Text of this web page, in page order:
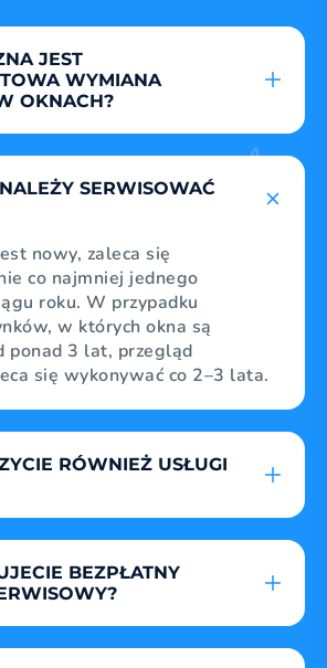
JEST
WYMIANA
OKNACH?
tego, jak stara jest uszczelka
czy uszczelka jest
sposób uszkodzona.
SERWISOWAĆ
nowy, zaleca się
co najmniej jednego
roku. W przypadku
w których okna są
ponad 3 lat, przegląd
się wykonywać co 2–3 lata.
RÓWNIEŻ USŁUGI
można otworzyć drzwi
zawiasy lub pęknięta
BEZPŁATNY